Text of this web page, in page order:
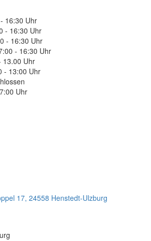
16:30 Uhr
- 16:30 Uhr
- 16:30 Uhr
- 16:30 Uhr
13.00 Uhr
- 13:00 Uhr
Uhr
17, 24558 Henstedt-Ulzburg